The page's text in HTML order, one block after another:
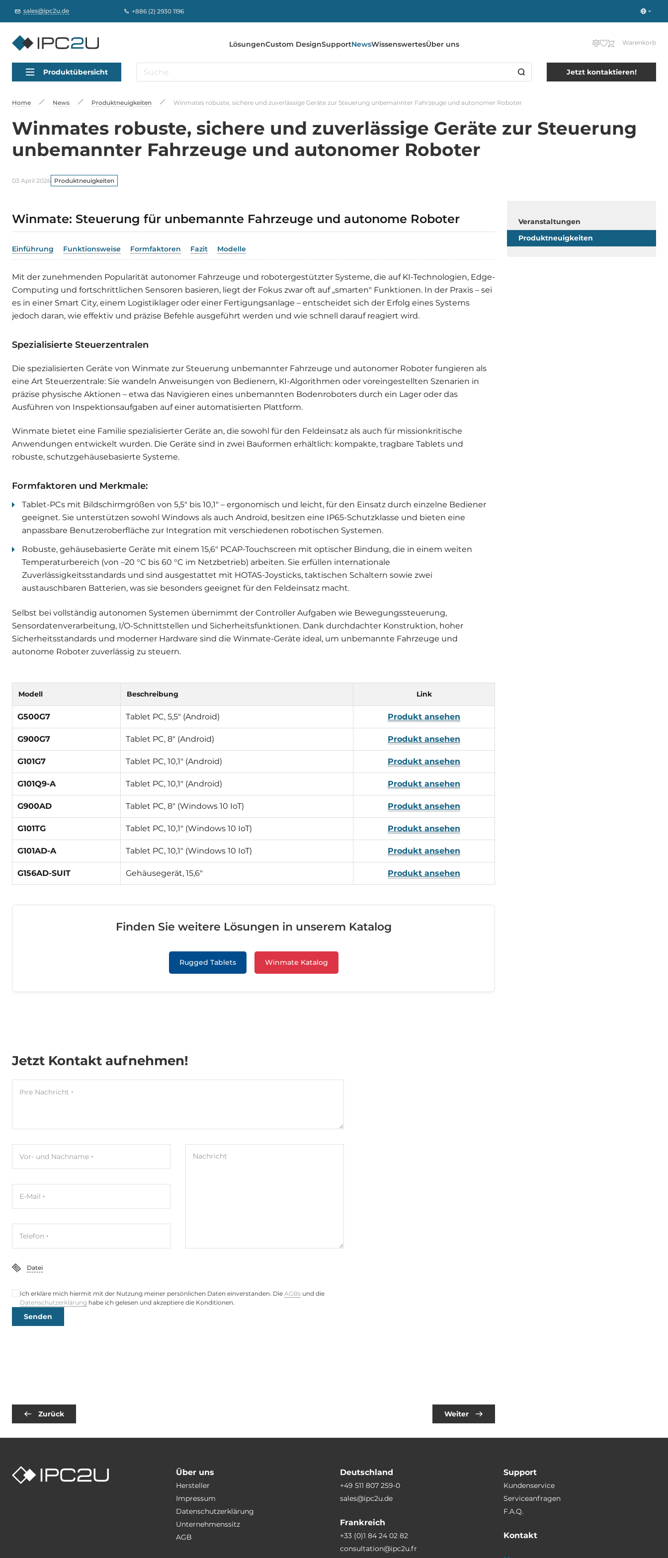
sales@ipc2u.de +886 (2) 2930 1196
LösungenCustom DesignSupportNewsWissenswertesÜber uns Warenkorb
Produktübersicht Jetzt kontaktieren!
Home News Produktneuigkeiten Winmates robuste, sichere und zuverlässige Geräte zur Steuerung unbemannter Fahrzeuge und autonomer Roboter
Winmates robuste, sichere und zuverlässige Geräte zur Steuerung
unbemannter Fahrzeuge und autonomer Roboter
03 April 2026 Produktneuigkeiten
Winmate: Steuerung für unbemannte Fahrzeuge und autonome Roboter
Einführung Funktionsweise Formfaktoren Fazit Modelle
Mit der zunehmenden Popularität autonomer Fahrzeuge und robotergestützter Systeme, die auf KI-Technologien, Edge-
Computing und fortschrittlichen Sensoren basieren, liegt der Fokus zwar oft auf „smarten" Funktionen. In der Praxis – sei
es in einer Smart City, einem Logistiklager oder einer Fertigungsanlage – entscheidet sich der Erfolg eines Systems
jedoch daran, wie effektiv und präzise Befehle ausgeführt werden und wie schnell darauf reagiert wird.
Spezialisierte Steuerzentralen
Die spezialisierten Geräte von Winmate zur Steuerung unbemannter Fahrzeuge und autonomer Roboter fungieren als
eine Art Steuerzentrale: Sie wandeln Anweisungen von Bedienern, KI-Algorithmen oder voreingestellten Szenarien in
präzise physische Aktionen – etwa das Navigieren eines unbemannten Bodenroboters durch ein Lager oder das
Ausführen von Inspektionsaufgaben auf einer automatisierten Plattform.
Winmate bietet eine Familie spezialisierter Geräte an, die sowohl für den Feldeinsatz als auch für missionkritische
Anwendungen entwickelt wurden. Die Geräte sind in zwei Bauformen erhältlich: kompakte, tragbare Tablets und
robuste, schutzgehäusebasierte Systeme.
Formfaktoren und Merkmale:
Tablet-PCs mit Bildschirmgrößen von 5,5″ bis 10,1″ – ergonomisch und leicht, für den Einsatz durch einzelne Bediener
geeignet. Sie unterstützen sowohl Windows als auch Android, besitzen eine IP65-Schutzklasse und bieten eine
anpassbare Benutzeroberfläche zur Integration mit verschiedenen robotischen Systemen.
Robuste, gehäusebasierte Geräte mit einem 15,6″ PCAP-Touchscreen mit optischer Bindung, die in einem weiten
Temperaturbereich (von –20 °C bis 60 °C im Netzbetrieb) arbeiten. Sie erfüllen internationale
Zuverlässigkeitsstandards und sind ausgestattet mit HOTAS-Joysticks, taktischen Schaltern sowie zwei
austauschbaren Batterien, was sie besonders geeignet für den Feldeinsatz macht.
Selbst bei vollständig autonomen Systemen übernimmt der Controller Aufgaben wie Bewegungssteuerung,
Sensordatenverarbeitung, I/O-Schnittstellen und Sicherheitsfunktionen. Dank durchdachter Konstruktion, hoher
Sicherheitsstandards und moderner Hardware sind die Winmate-Geräte ideal, um unbemannte Fahrzeuge und
autonome Roboter zuverlässig zu steuern.
Modell Beschreibung Link
G500G7 Tablet PC, 5,5″ (Android) Produkt ansehen
G900G7 Tablet PC, 8″ (Android) Produkt ansehen
G101G7 Tablet PC, 10,1″ (Android) Produkt ansehen
G101Q9-A Tablet PC, 10,1″ (Android) Produkt ansehen
G900AD Tablet PC, 8″ (Windows 10 IoT) Produkt ansehen
G101TG Tablet PC, 10,1″ (Windows 10 IoT) Produkt ansehen
G101AD-A Tablet PC, 10,1″ (Windows 10 IoT) Produkt ansehen
G156AD-SUIT Gehäusegerät, 15,6″ Produkt ansehen
Finden Sie weitere Lösungen in unserem Katalog
Rugged Tablets Winmate Katalog
Jetzt Kontakt aufnehmen!
Ihre Nachricht
Vor- und Nachname
E-Mail
Telefon
Nachricht
Datei
Ich erkläre mich hiermit mit der Nutzung meiner persönlichen Daten einverstanden. Die AGBs und die
Datenschutzerklärung habe ich gelesen und akzeptiere die Konditionen.
Senden
Zurück Weiter
Veranstaltungen
Produktneuigkeiten
Über uns
Hersteller
Impressum
Datenschutzerklärung
Unternehmenssitz
AGB
Deutschland
+49 511 807 259-0
sales@ipc2u.de
Frankreich
+33 (0)1 84 24 02 82
consultation@ipc2u.fr
Support
Kundenservice
Serviceanfragen
F.A.Q.
Kontakt